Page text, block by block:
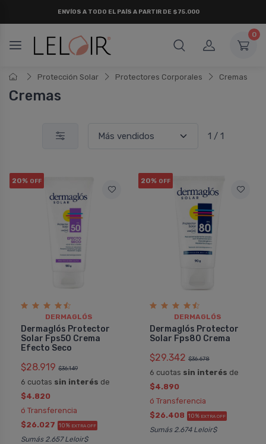
ENVÍOS A TODO EL PAÍS A PARTIR DE $75.000
0
Protección Solar Protectores Corporales Cremas
Cremas
1 / 1
20% OFF
DERMAGLÓS
Dermaglós Protector
Solar Fps50 Crema
Efecto Seco
$28.919 $36.149
6 cuotas sin interés de
$4.820
ó Transferencia
$26.027 10% EXTRA OFF
Sumás 2.657 Leloir$
20% OFF
DERMAGLÓS
Dermaglós Protector
Solar Fps80 Crema
$29.342 $36.678
6 cuotas sin interés de
$4.890
ó Transferencia
$26.408 10% EXTRA OFF
Sumás 2.674 Leloir$